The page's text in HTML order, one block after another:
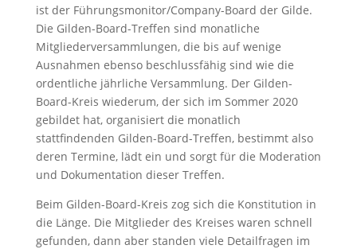
ist der Führungsmonitor/Company-Board der Gilde.
Die Gilden-Board-Treffen sind monatliche
Mitgliederversammlungen, die bis auf wenige
Ausnahmen ebenso beschlussfähig sind wie die
ordentliche jährliche Versammlung. Der Gilden-
Board-Kreis wiederum, der sich im Sommer 2020
gebildet hat, organisiert die monatlich
stattfindenden Gilden-Board-Treffen, bestimmt also
deren Termine, lädt ein und sorgt für die Moderation
und Dokumentation dieser Treffen.
Beim Gilden-Board-Kreis zog sich die Konstitution in
die Länge. Die Mitglieder des Kreises waren schnell
gefunden, dann aber standen viele Detailfragen im